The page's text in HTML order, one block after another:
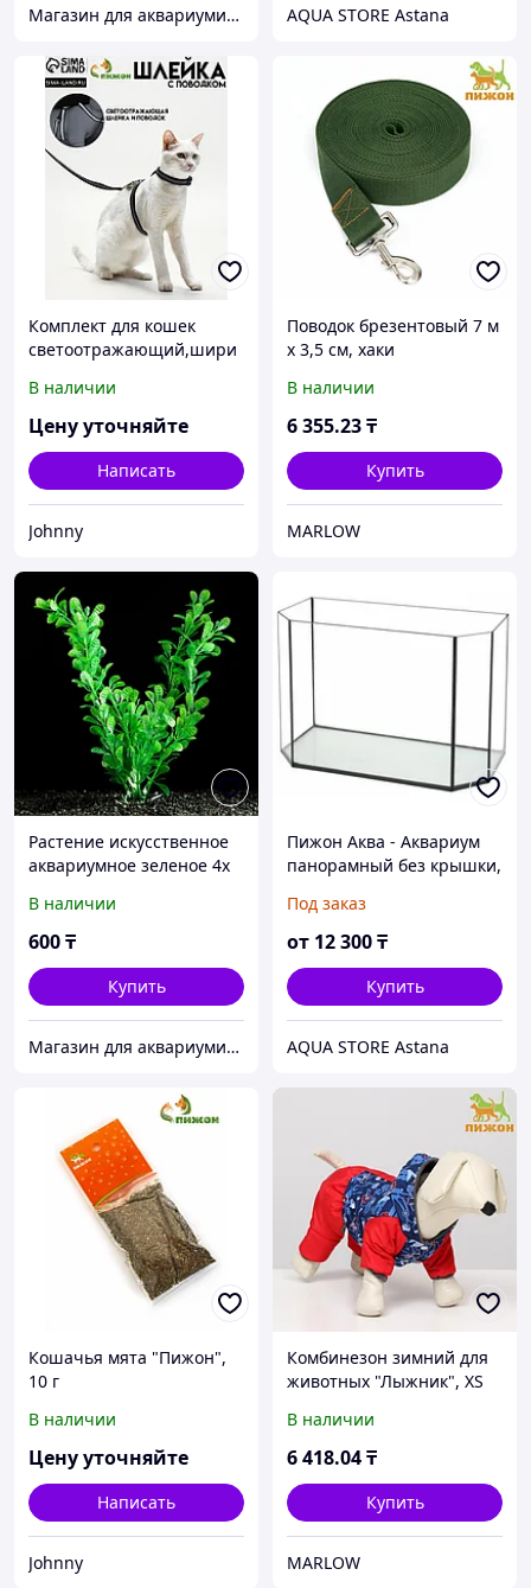
Магазин для аквариумистов aqua04 AQUA STORE Astana
Комплект для кошек
светоотражающий,шири
см,поводок 120 см,
чёрный
В наличии
Цену уточняйте
Написать
Johnny
Поводок брезентовый 7 м
х 3,5 см, хаки
В наличии
6 355.23₸
Купить
MARLOW
Растение искусственное
аквариумное зеленое 4х
В наличии
600₸
Купить
Магазин для аквариумистов aqua04
Пижон Аква - Аквариум
панорамный без крышки,
Под заказ
от 12 300₸
Купить
AQUA STORE Astana
Кошачья мята "Пижон",
10 г
В наличии
Цену уточняйте
Написать
Johnny
Комбинезон зимний для
животных "Лыжник", XS
29-30 см), микс
В наличии
6 418.04₸
Купить
MARLOW